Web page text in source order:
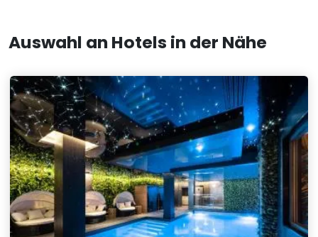
Auswahl an Hotels in der Nähe